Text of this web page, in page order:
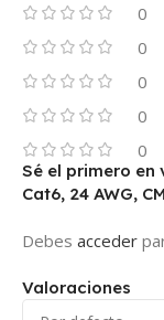
0
0
0
0
0
Valoraciones
Sé el primero en
Cat6, 24 AWG,
Debes acceder